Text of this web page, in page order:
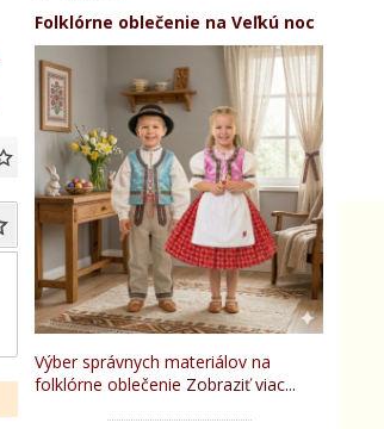
Folklórne oblečenie na Veľkú noc
Výber správnych materiálov na
folklórne oblečenie Zobraziť viac...